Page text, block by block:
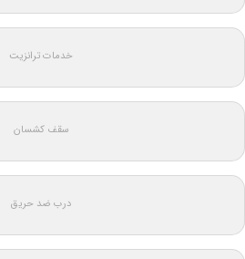
خدمات ترانزیت
سقف کشسان
درب ضد حریق